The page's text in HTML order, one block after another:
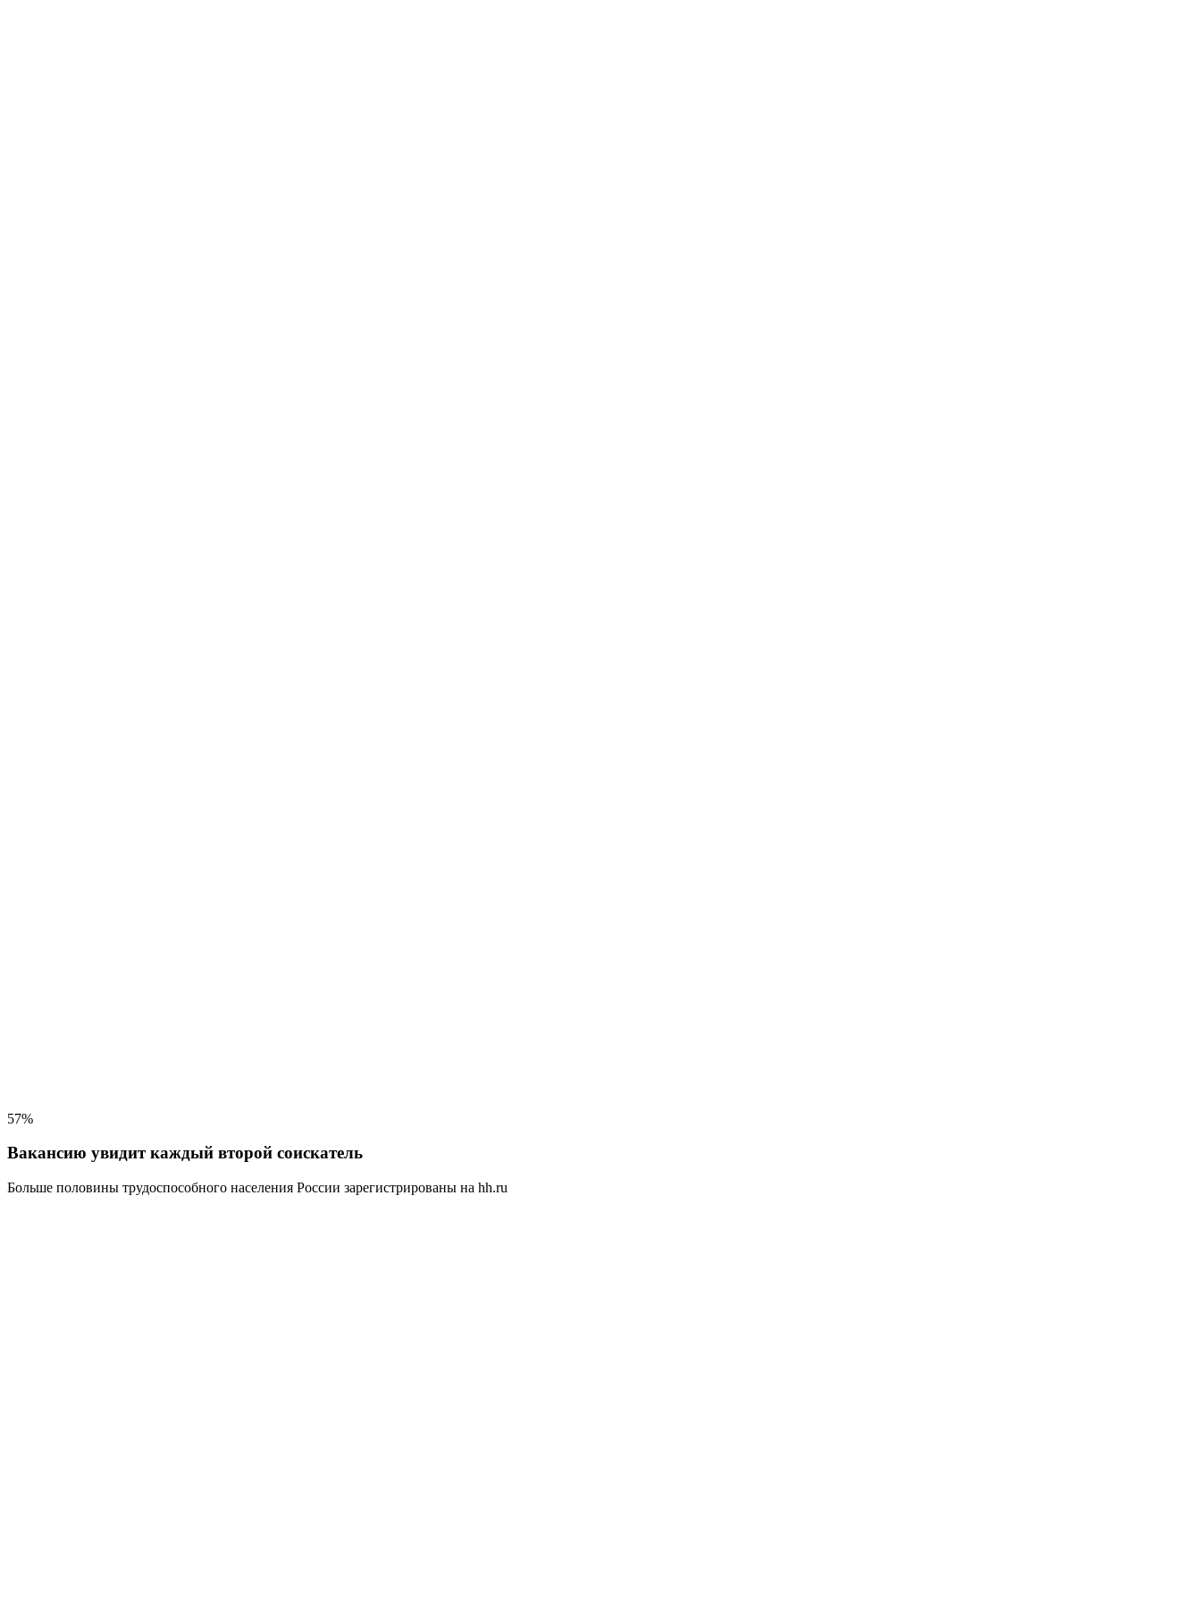
57%
Вакансию увидит каждый второй соискатель
Больше половины трудоспособного населения России зарегистрированы на hh.ru